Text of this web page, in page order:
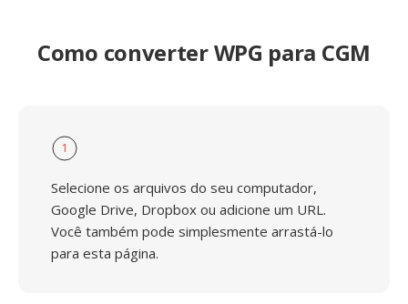
Como converter WPG para CGM
1
Selecione os arquivos do seu computador,
Google Drive, Dropbox ou adicione um URL.
Você também pode simplesmente arrastá-lo
para esta página.